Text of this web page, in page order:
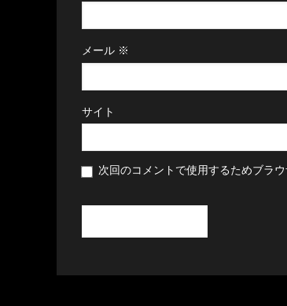
メール ※
サイト
次回のコメントで使用するためブラ